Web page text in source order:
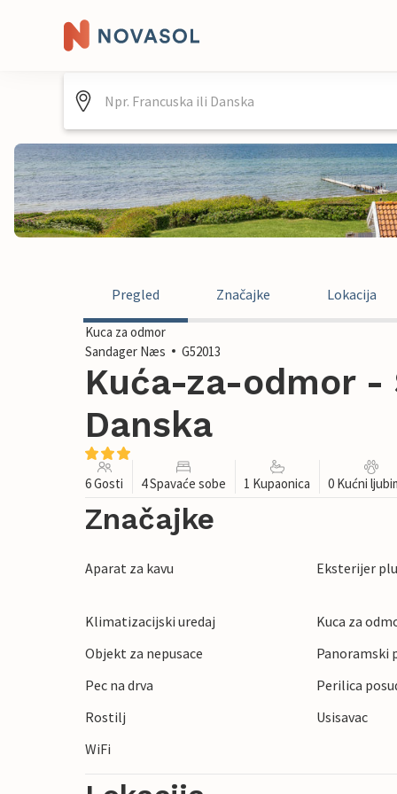
Pregled Značajke Lokacija
Kuca za odmor
Sandager Næs
G52013
Kuća-za-odmor -
Danska
6 Gosti 4 Spavaće sobe 1 Kupaonica 0 Kućni
Značajke
Aparat za kavu Eksterijer
Klimatizacijski uredaj
Kuca za
Objekt za nepusace
Panoramski
Pec na drva
Perilica
Rostilj
Usisavac
WiFi